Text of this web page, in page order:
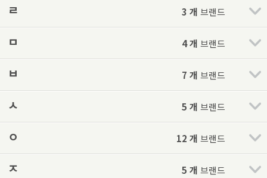
ㄹ 3 개 브랜드
ㅁ 4 개 브랜드
ㅂ 7 개 브랜드
ㅅ 5 개 브랜드
ㅇ 12 개 브랜드
ㅈ 5 개 브랜드